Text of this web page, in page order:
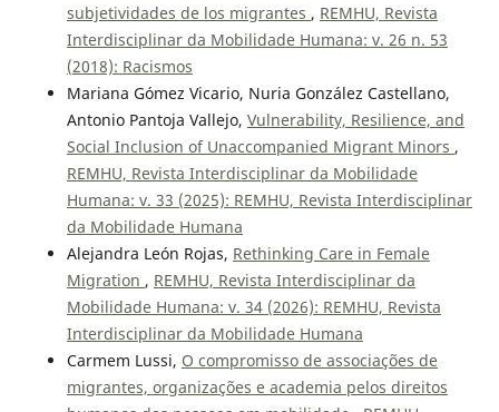
subjetividades de los migrantes , REMHU, Revista
Interdisciplinar da Mobilidade Humana: v. 26 n. 53
(2018): Racismos
Mariana Gómez Vicario, Nuria González Castellano,
Antonio Pantoja Vallejo, Vulnerability, Resilience, and
Social Inclusion of Unaccompanied Migrant Minors ,
REMHU, Revista Interdisciplinar da Mobilidade
Humana: v. 33 (2025): REMHU, Revista Interdisciplinar
da Mobilidade Humana
Alejandra León Rojas, Rethinking Care in Female
Migration , REMHU, Revista Interdisciplinar da
Mobilidade Humana: v. 34 (2026): REMHU, Revista
Interdisciplinar da Mobilidade Humana
Carmem Lussi, O compromisso de associações de
migrantes, organizações e academia pelos direitos